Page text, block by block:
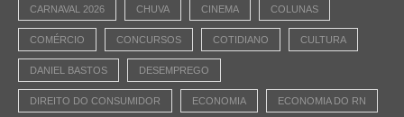
CARNAVAL 2026 CHUVA CINEMA COLUNAS
COMÉRCIO CONCURSOS COTIDIANO CULTURA
DANIEL BASTOS DESEMPREGO
DIREITO DO CONSUMIDOR ECONOMIA ECONOMIA DO RN